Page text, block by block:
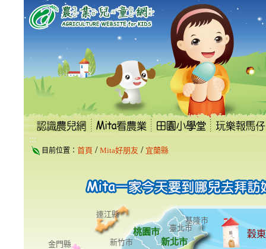
到
容
:::
目前位置： 首頁 / Mita好朋友 / 宜蘭縣
連江縣
金門縣
基隆市
臺北市
桃園市
新北市
新竹市
穀